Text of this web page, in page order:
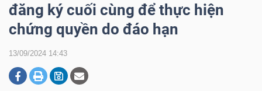
đăng ký cuối cùng để thực hiện
chứng quyền do đáo hạn
13/09/2024 14:43
CHỨNG
KHOÁN
DOANH